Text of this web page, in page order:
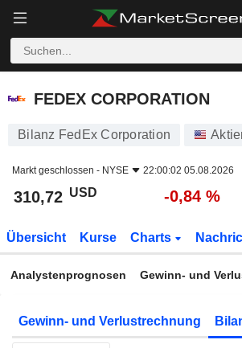
FEDEX CORPORATION
FEDEX CORPORATION
Bilanz FedEx Corporation
Markt geschlossen - NYSE 22:00:02 05.08.2026
310,72 USD -0,84 %
Übersicht Kurse Charts
Analystenprognosen Gewinn- und
Gewinn- und Verlustrechnung